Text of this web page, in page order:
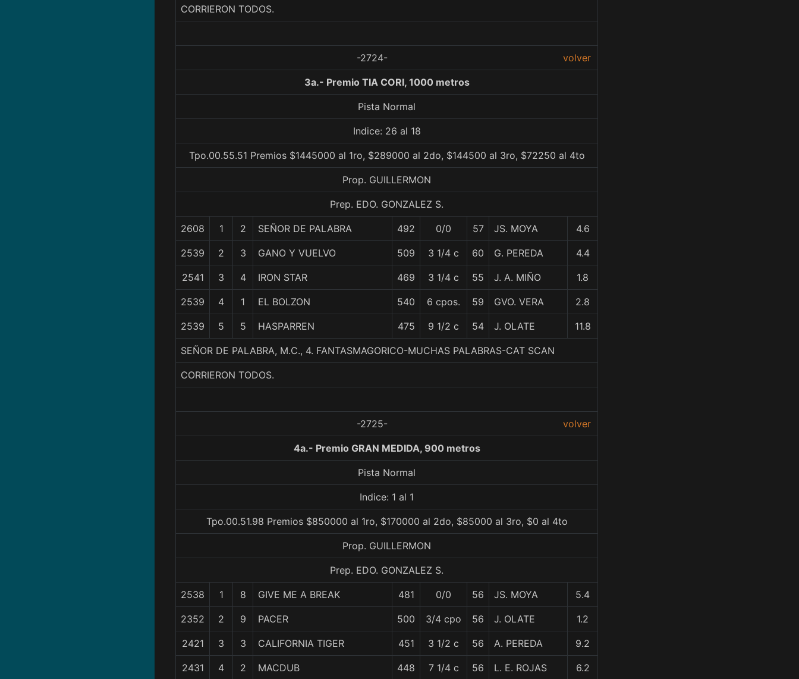
CORRIERON TODOS.
-2724- volver
3a.- Premio TIA CORI, 1000 metros
Pista Normal
Indice: 26 al 18
Tpo.00.55.51 Premios $1445000 al 1ro, $289000 al 2do, $144500 al 3ro, $72250 al 4to
Prop. GUILLERMON
Prep. EDO. GONZALEZ S.
2608 1 2 SEÑOR DE PALABRA 492 0/0 57 JS. MOYA 4.6
2539 2 3 GANO Y VUELVO 509 3 1/4 c 60 G. PEREDA 4.4
2541 3 4 IRON STAR 469 3 1/4 c 55 J. A. MIÑO 1.8
2539 4 1 EL BOLZON 540 6 cpos. 59 GVO. VERA 2.8
2539 5 5 HASPARREN 475 9 1/2 c 54 J. OLATE 11.8
SEÑOR DE PALABRA, M.C., 4. FANTASMAGORICO-MUCHAS PALABRAS-CAT SCAN
CORRIERON TODOS.
-2725- volver
4a.- Premio GRAN MEDIDA, 900 metros
Pista Normal
Indice: 1 al 1
Tpo.00.51.98 Premios $850000 al 1ro, $170000 al 2do, $85000 al 3ro, $0 al 4to
Prop. GUILLERMON
Prep. EDO. GONZALEZ S.
2538 1 8 GIVE ME A BREAK 481 0/0 56 JS. MOYA 5.4
2352 2 9 PACER 500 3/4 cpo 56 J. OLATE 1.2
2421 3 3 CALIFORNIA TIGER 451 3 1/2 c 56 A. PEREDA 9.2
2431 4 2 MACDUB 448 7 1/4 c 56 L. E. ROJAS 6.2